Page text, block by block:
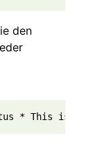
den
* This is an